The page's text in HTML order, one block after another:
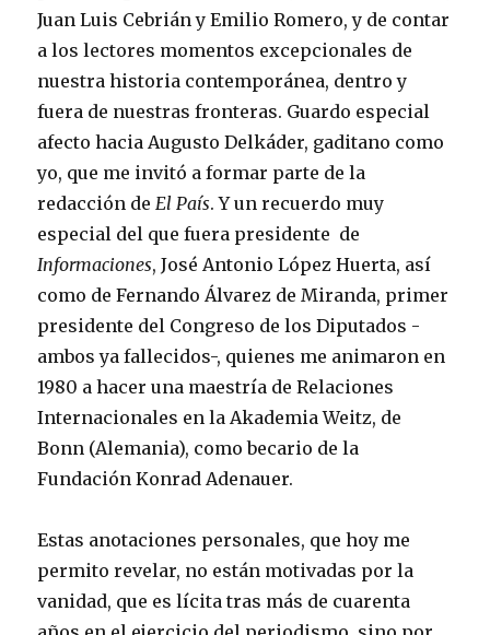
Juan Luis Cebrián y Emilio Romero, y de contar
a los lectores momentos excepcionales de
nuestra historia contemporánea, dentro y
fuera de nuestras fronteras. Guardo especial
afecto hacia Augusto Delkáder, gaditano como
yo, que me invitó a formar parte de la
redacción deEl País. Y un recuerdo muy
especial del que fuera presidente de
Informaciones, José Antonio López Huerta, así
como de Fernando Álvarez de Miranda, primer
presidente del Congreso de los Diputados -
ambos ya fallecidos-, quienes me animaron en
1980 a hacer una maestría de Relaciones
Internacionales en la Akademia Weitz, de
Bonn (Alemania), como becario de la
Fundación Konrad Adenauer.
Estas anotaciones personales, que hoy me
permito revelar, no están motivadas por la
vanidad, que es lícita tras más de cuarenta